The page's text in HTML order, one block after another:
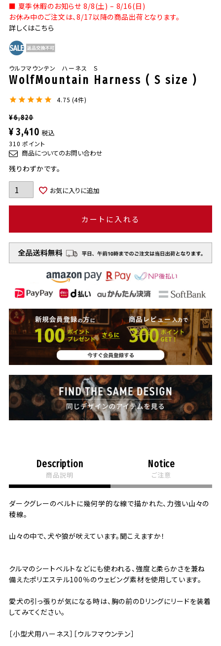
■ 夏季休暇のお知らせ 8/8(土) – 8/16(日)
お休み中のご注文は、8/17以降の商品出荷となります。
詳しくはこちら
ウルフマウンテン ハーネス S
WolfMountain Harness ( S size )
4.75 4
¥6,820
¥ 3,410 税込
310 ポイント
商品についてのお問い合わせ
残りわずかです。
お気に入りに追加
カートに入れる
Description
商品説明
Notice
ご注意
ダークグレーのベルトに幾何学的な線で描かれた、力強い山々の
稜線。
山々の中で、犬や狼が吠えています。聞こえますか！
クルマのシートベルトなどにも使われる、強度と柔らかさを兼ね
備えたポリエステル100％のウェビング素材を使用しています。
愛犬の引っ張りが気になる時は、胸の前のDリングにリードを装着
してみてください。
［小型犬用ハーネス］［ウルフマウンテン］